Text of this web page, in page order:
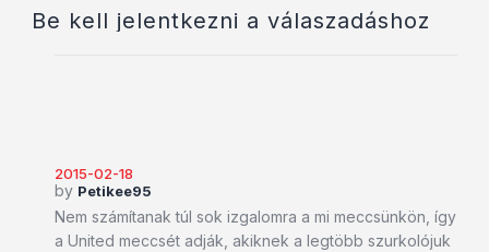
Be kell jelentkezni a válaszadáshoz
2015-02-18
by Petikee95
Nem számítanak túl sok izgalomra a mi meccsünkön, így
a United meccsét adják, akiknek a legtöbb szurkolójuk